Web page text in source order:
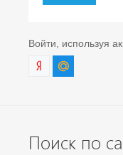
Войти, используя
Поиск по